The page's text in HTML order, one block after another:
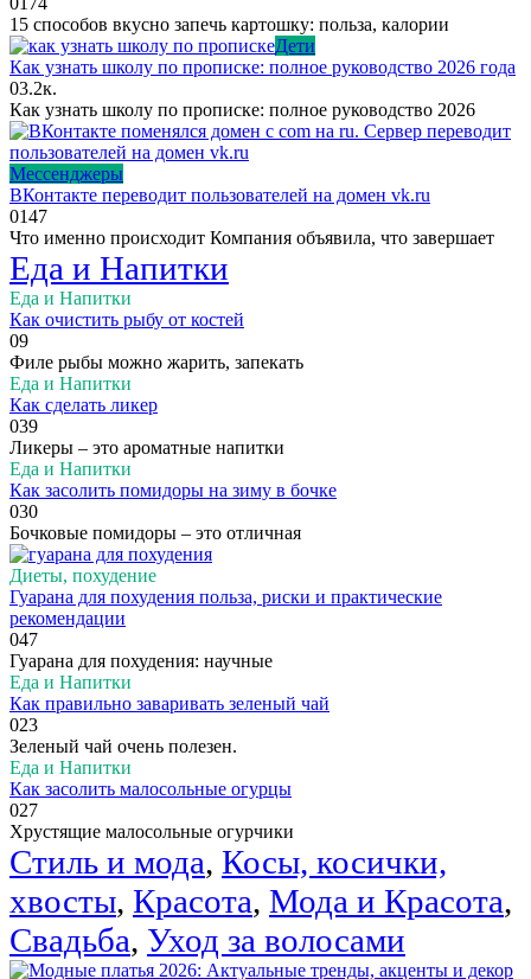
15 способов вкусно запечь картошку: польза, калории
Дети
Как узнать школу по прописке: полное руководство 2026 года
03.2к.
Как узнать школу по прописке: полное руководство 2026
Мессенджеры
ВКонтакте переводит пользователей на домен vk.ru
0147
Что именно происходит Компания объявила, что завершает
Еда и Напитки
Еда и Напитки
Как очистить рыбу от костей
09
Филе рыбы можно жарить, запекать
Еда и Напитки
Как сделать ликер
039
Ликеры – это ароматные напитки
Еда и Напитки
Как засолить помидоры на зиму в бочке
030
Бочковые помидоры – это отличная
Диеты, похудение
Гуарана для похудения польза, риски и практические
рекомендации
047
Гуарана для похудения: научные
Еда и Напитки
Как правильно заваривать зеленый чай
023
Зеленый чай очень полезен.
Еда и Напитки
Как засолить малосольные огурцы
027
Хрустящие малосольные огурчики
Стиль и мода, Косы, косички,
хвосты, Красота, Мода и Красота,
Свадьба, Уход за волосами